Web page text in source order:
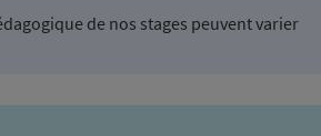
de nos stages peuvent varier